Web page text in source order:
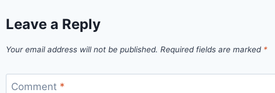
Leave a Reply
Your email address will not be published. Required fields are marked *
Comment *